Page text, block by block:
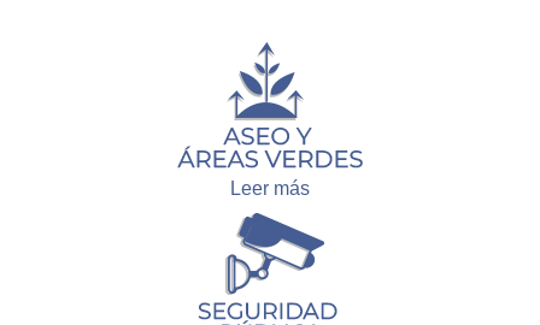
Leer más